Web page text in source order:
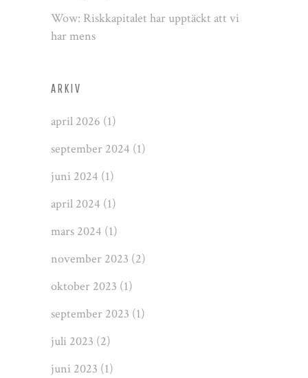
Wow: Riskkapitalet har upptäckt att vi
har mens
ARKIV
april 2026 (1)
september 2024 (1)
juni 2024 (1)
april 2024 (1)
mars 2024 (1)
november 2023 (2)
oktober 2023 (1)
september 2023 (1)
juli 2023 (2)
juni 2023 (1)